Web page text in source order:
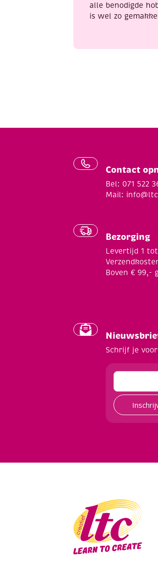
alle benodigde
is wel zo
Contact
Bel: 071 522
Mail:
Bezorging
Levertijd 1
Boven € 99,-
Schrijf je